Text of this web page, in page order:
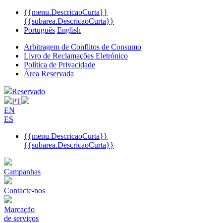
{{menu.DescricaoCurta}}
{{subarea.DescricaoCurta}}
Português English
Arbitragem de Conflitos de Consumo
Livro de Reclamações Eletrónico
Política de Privacidade
Área Reservada
Reservado
PT
EN
ES
{{menu.DescricaoCurta}}
{{subarea.DescricaoCurta}}
Campanhas
Contacte-nos
Marcação
de serviços